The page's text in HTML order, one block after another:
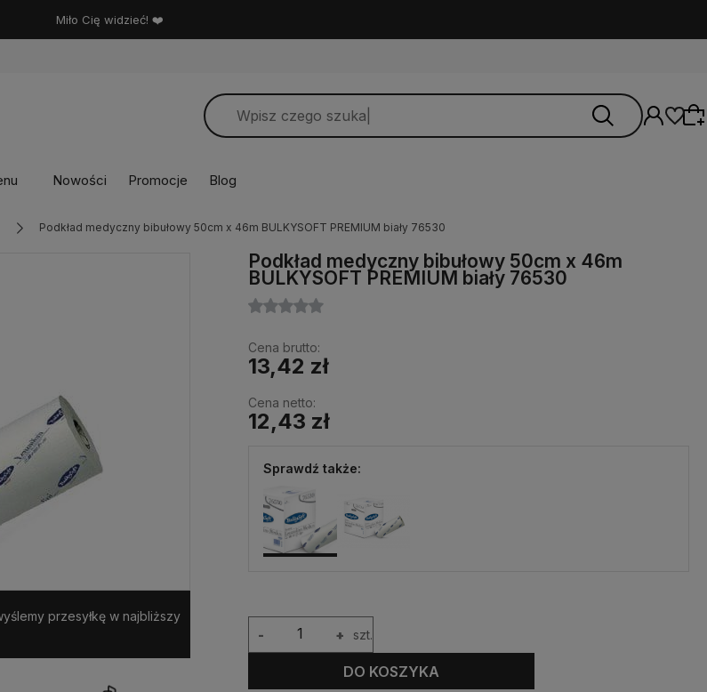
Miło Cię widzieć! ❤️
Wybierz coś dla siebie z naszej aktualnej
oferty lub zaloguj się, aby przywrócić dodane
produkty do listy z poprzedniej sesji.
Nowości Promocje Blog
Podkład medyczny bibułowy 50cm x 46m BULKYSOFT PREMIUM biały 76530
przesyłkę w najbliższy
Podkład medyczny bibułowy 50cm x 46m
BULKYSOFT PREMIUM biały 76530
Cena brutto:
13,42 zł
Cena netto:
12,43 zł
Sprawdź także:
+
- szt.
DO KOSZYKA